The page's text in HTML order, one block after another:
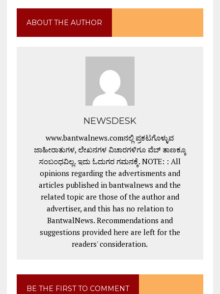
ABOUT THE AUTHOR
NEWSDESK
www.bantwalnews.comನಲ್ಲಿ ಪ್ರಕಟಗೊಳ್ಳುವ
ಜಾಹೀರಾತುಗಳ, ಲೇಖನಗಳ ವಿಚಾರಗಳಿಗೂ ವೆಬ್ ತಾಣಕ್ಕೂ
ಸಂಬಂಧವಿಲ್ಲ. ಇದು ಓದುಗರ ಗಮನಕ್ಕೆ. NOTE: : All
opinions regarding the advertisments and
articles published in bantwalnews and the
related topic are those of the author and
advertiser, and this has no relation to
BantwalNews. Recommendations and
suggestions provided here are left for the
readers' consideration.
BE THE FIRST TO COMMENT